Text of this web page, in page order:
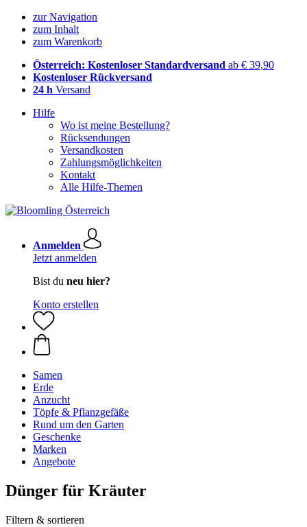
zur Navigation
zum Inhalt
zum Warenkorb
Österreich: Kostenloser Standardversand ab € 39,90
Kostenloser Rückversand
24 h Versand
Hilfe
Wo ist meine Bestellung?
Rücksendungen
Versandkosten
Zahlungsmöglichkeiten
Kontakt
Alle Hilfe-Themen
Anmelden
Jetzt anmelden
Bist du neu hier?
Konto erstellen
Samen
Erde
Anzucht
Töpfe & Pflanzgefäße
Rund um den Garten
Geschenke
Marken
Angebote
Dünger für Kräuter
Filtern & sortieren